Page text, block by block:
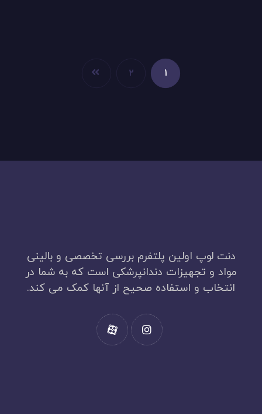
۱ ۲
دنت لوپ اولین پلتفرم بررسی تخصصی و بالینی
مواد و تجهیزات دندانپرشکی است که به شما در
انتخاب و استفاده صحیح از آنها کمک می کند.